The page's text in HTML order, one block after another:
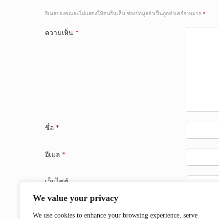
We value your privacy
We use cookies to enhance your browsing experience, serve
อีเมลของคุณจะไม่แสดงให้คนอื่นเห็น ช่องข้อมูลจำเป็นถูกทำเครื่องหมาย *
ความเห็น *
ชื่อ *
อีเมล *
เว็บไซต์
บันทึกชื่อ, อีเมล และชื่อเว็บไซต์ของฉันบนเบราว์เซอร์